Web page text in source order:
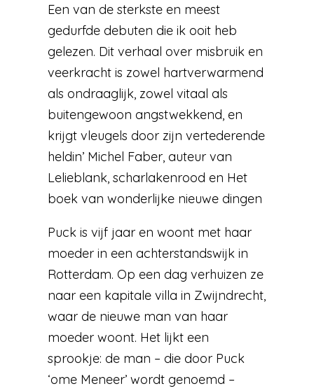
Een van de sterkste en meest
gedurfde debuten die ik ooit heb
gelezen. Dit verhaal over misbruik en
veerkracht is zowel hartverwarmend
als ondraaglijk, zowel vitaal als
buitengewoon angstwekkend, en
krijgt vleugels door zijn vertederende
heldin’ Michel Faber, auteur van
Lelieblank, scharlakenrood en Het
boek van wonderlijke nieuwe dingen
Puck is vijf jaar en woont met haar
moeder in een achterstandswijk in
Rotterdam. Op een dag verhuizen ze
naar een kapitale villa in Zwijndrecht,
waar de nieuwe man van haar
moeder woont. Het lijkt een
sprookje: de man – die door Puck
‘ome Meneer’ wordt genoemd –